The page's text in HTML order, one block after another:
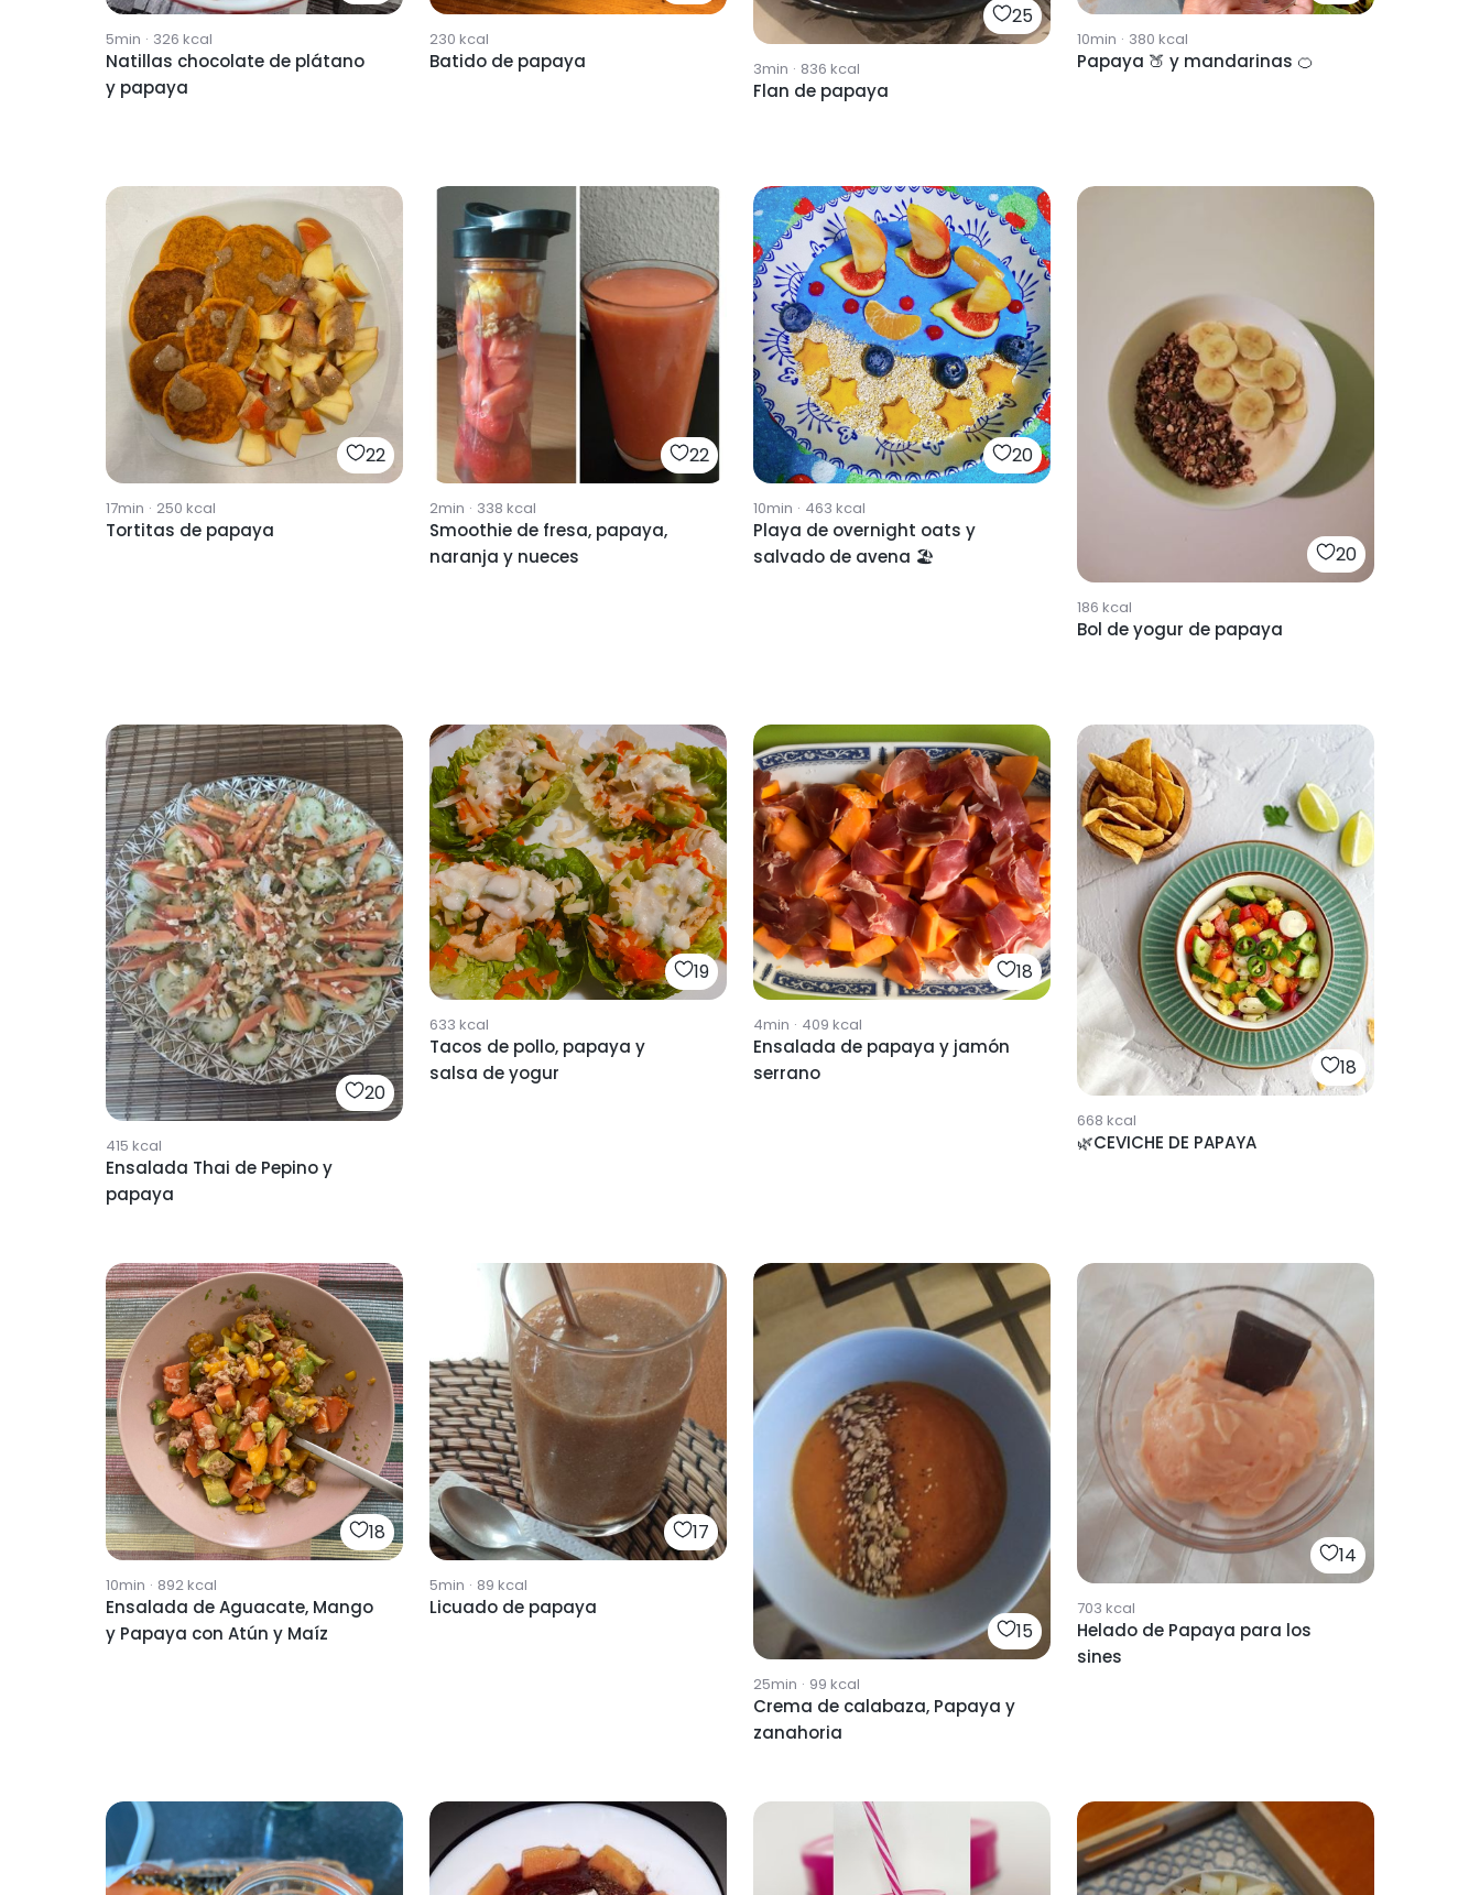
5min · 326 kcal
Natillas chocolate de plátano
y papaya
230 kcal
Batido de papaya
25
3min · 836 kcal
Flan de papaya
10min · 380 kcal
Papaya 🍑 y mandarinas 🍊
22
17min · 250 kcal
Tortitas de papaya
22
2min · 338 kcal
Smoothie de fresa, papaya,
naranja y nueces
20
10min · 463 kcal
Playa de overnight oats y
salvado de avena 🏖️
20
186 kcal
Bol de yogur de papaya
20
415 kcal
Ensalada Thai de Pepino y
papaya
19
633 kcal
Tacos de pollo, papaya y
salsa de yogur
18
4min · 409 kcal
Ensalada de papaya y jamón
serrano
18
668 kcal
🌿CEVICHE DE PAPAYA
18
10min · 892kcal
Ensalada de Aguacate, Mango
y Papaya con Atún y Maíz
17
5min · 89 kcal
Licuado de papaya
15
25min · 99 kcal
Crema de calabaza, Papaya y
zanahoria
14
703 kcal
Helado de Papaya para los
sines